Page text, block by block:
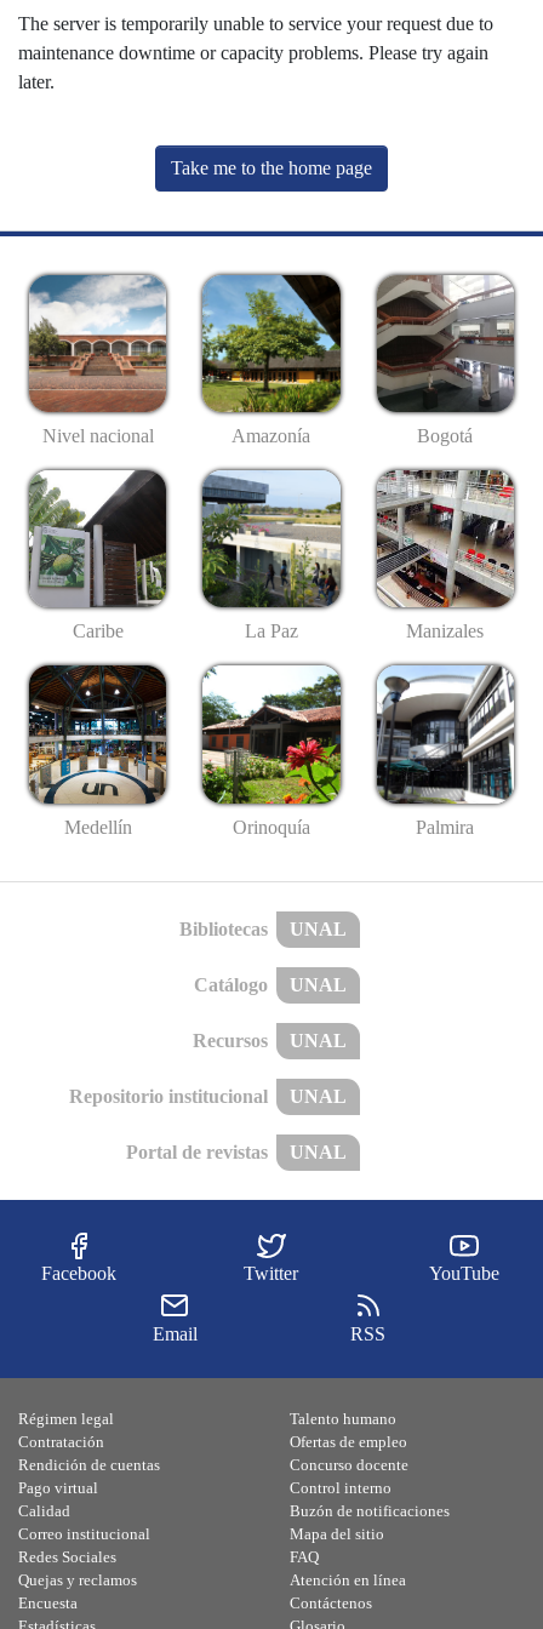
The server is temporarily unable to service your request due to
maintenance downtime or capacity problems. Please try again
later.
Take me to the home page
Nivel nacional Amazonía Bogotá
Caribe La Paz Manizales
Medellín Orinoquía Palmira
Bibliotecas UNAL
Catálogo UNAL
Recursos UNAL
Repositorio institucional UNAL
Portal de revistas UNAL
Facebook Twitter YouTube
Email RSS
Régimen legal
Contratación
Rendición de cuentas
Pago virtual
Calidad
Talento humano
Ofertas de empleo
Concurso docente
Control interno
Buzón de notificaciones
Correo institucional
Redes Sociales
Quejas y reclamos
Encuesta
Mapa del sitio
FAQ
Atención en línea
Contáctenos